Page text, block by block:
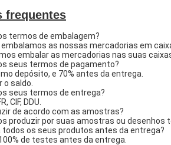
frequentes
termos de embalagem?
as nossas mercadorias em
embalar as mercadorias nas suas
seus termos de pagamento?
depósito, e 70% antes da entrega.
saldo.
seus termos de entrega?
CIF, DDU.
de acordo com as amostras?
produzir por suas amostras ou desenhos
os seus produtos antes da entrega?
de testes antes da entrega.